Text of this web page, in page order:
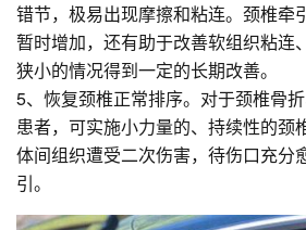
错节，极易出现摩擦和粘连。颈椎牵
暂时增加，还有助于改善软组织粘连
狭小的情况得到一定的长期改善。
5、恢复颈椎正常排序。对于颈椎骨
患者，可实施小力量的、持续性的颈
体间组织遭受二次伤害，待伤口充分
引。